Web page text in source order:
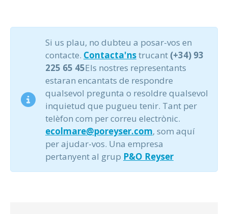
Si us plau, no dubteu a posar-vos en
contacte. Contacta'nstrucant (+34) 93
225 65 45Els nostres representants
estaran encantats de respondre
qualsevol pregunta o resoldre qualsevol
inquietud que pugueu tenir. Tant per
telèfon com per correu electrònic.
ecolmare@poreyser.com, som aquí
per ajudar-vos. Una empresa
pertanyent al grup P&O Reyser